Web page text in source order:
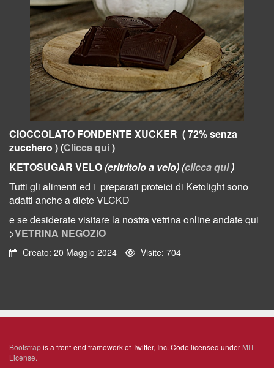
CIOCCOLATO FONDENTE XUCKER ( 72% senza
zucchero ) (Clicca qui)
KETOSUGAR VELO(eritritolo a velo) (clicca qui)
Tutti gli alimenti ed i preparati proteici di Ketolight sono
adatti anche a diete VLCKD
e se desiderate visitare la nostra vetrina onlineandate qui
>VETRINA NEGOZIO
Creato: 20 Maggio 2024 Visite: 704
Bootstrapis a front-end framework of Twitter, Inc. Code licensed under MIT
License.